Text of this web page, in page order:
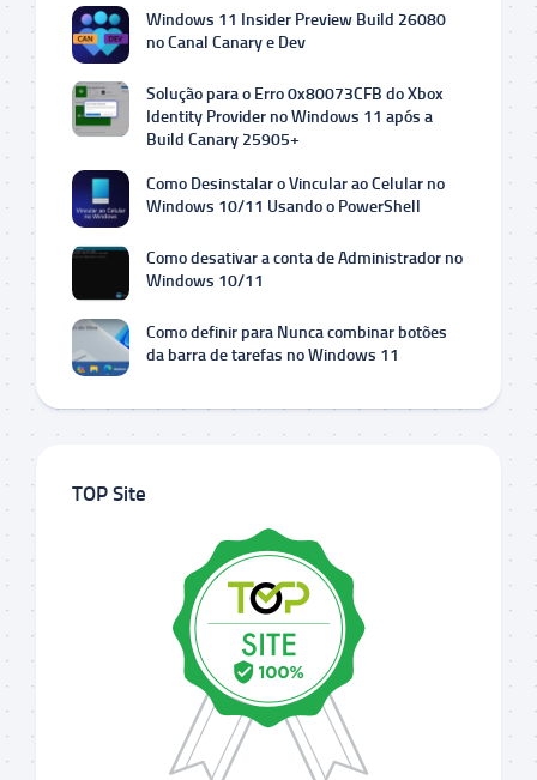
Windows 11 Insider Preview Build 26080
no Canal Canary e Dev
Solução para o Erro 0x80073CFB do Xbox
Identity Provider no Windows 11 após a
Build Canary 25905+
Como Desinstalar o Vincular ao Celular no
Windows 10/11 Usando o PowerShell
Como desativar a conta de Administrador no
Windows 10/11
Como definir para Nunca combinar botões
da barra de tarefas no Windows 11
TOP Site